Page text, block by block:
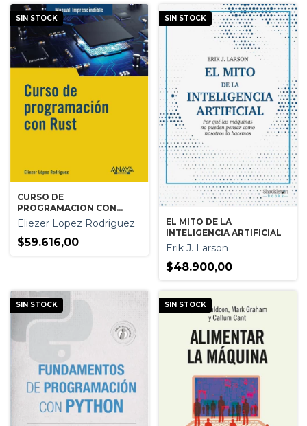
SIN STOCK
CURSO DE
PROGRAMACION CON
RUST
Eliezer Lopez Rodriguez
$59.616,00
SIN STOCK
EL MITO DE LA
INTELIGENCIA ARTIFICIAL
Erik J. Larson
$48.900,00
SIN STOCK SIN STOCK